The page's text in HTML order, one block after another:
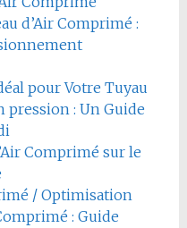
d’Air Comprimé :
pour Votre Tuyau
pression : Un Guide
Comprimé sur le
/ Optimisation
: Guide